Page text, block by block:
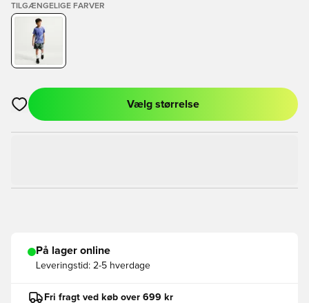
TILGÆNGELIGE FARVER
Åbner en Modal til at logge ind eller tilmelde dig som medlem
Vælg størrelse
På lager online
Leveringstid: 2-5 hverdage
Fri fragt ved køb over 699 kr